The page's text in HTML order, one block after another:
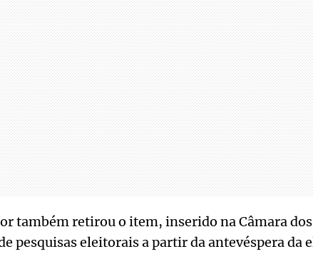
também retirou o item, inserido na Câmara
pesquisas eleitorais a partir da antevéspera da